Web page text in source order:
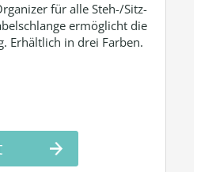
für alle Steh-/Sitz-
ermöglicht die
Erhältlich in drei Farben.